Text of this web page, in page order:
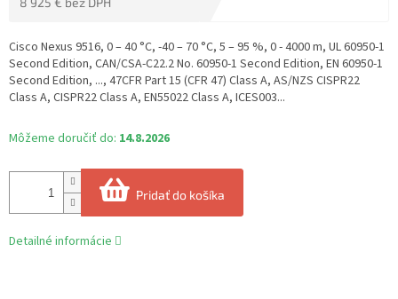
cena:
Môžeme doručiť do: 14.8.2026
Pridať do košíka
Cisco Nexus 9516, 0 – 40 °C, -40 – 70 °C, 5 – 95 %, 0 - 4000 m, UL 60950-1
Second Edition, CAN/CSA-C22.2 No. 60950-1 Second Edition, EN 60950-1
Second Edition, ..., 47CFR Part 15 (CFR 47) Class A, AS/NZS CISPR22
Class A, CISPR22 Class A, EN55022 Class A, ICES003...
Detailné informácie